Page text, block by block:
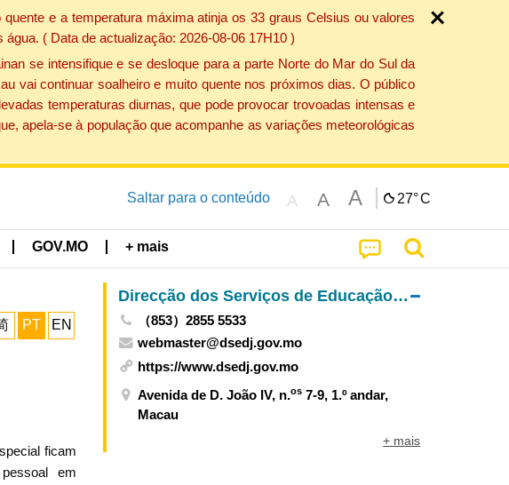
e a temperatura máxima atinja os 33 graus Celsius ou valores
( Data de actualização: 2026-08-06 17H10 )
se intensifique e se desloque para a parte Norte do Mar do Sul da
vai continuar soalheiro e muito quente nos próximos dias. O público
temperaturas diurnas, que pode provocar trovoadas intensas e
apela-se à população que acompanhe as variações meteorológicas
Saltar para o conteúdo A A A 27°C
GOV.MO + mais
PT EN
ficam
em
Direcção dos Serviços de Educação e de Desenvolvimento da Juventude
（853）2855 5533
webmaster@dsedj.gov.mo
https://www.dsedj.gov.mo
Avenida de D. João IV, n.os 7-9, 1.º andar,
Macau
+ mais